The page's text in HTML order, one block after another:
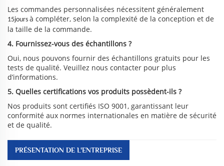
Les commandes personnalisées nécessitent généralement
15jours à compléter, selon la complexité de la conception et de
la taille de la commande.
4. Fournissez-vous des échantillons ?
Oui, nous pouvons fournir des échantillons gratuits pour les
tests de qualité. Veuillez nous contacter pour plus
d’informations.
5. Quelles certifications vos produits possèdent-ils ?
Nos produits sont certifiés ISO 9001, garantissant leur
conformité aux normes internationales en matière de sécurité
et de qualité.
PRÉSENTATION DE L'ENTREPRISE